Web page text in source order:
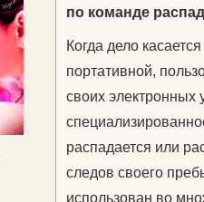
по команде
Когда дело
портативной,
своих электронных
распадается или
следов своего
использован во